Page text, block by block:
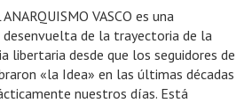
VASCO es una
de la trayectoria de la
libertaria desde que los seguidores de
«la Idea» en las últimas décadas
nuestros días. Está